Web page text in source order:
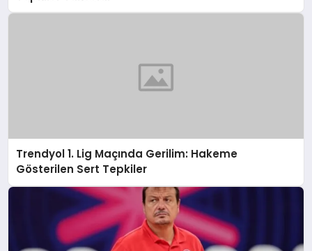
Trendyol 1. Lig Maçında Gerilim: Hakeme
Gösterilen Sert Tepkiler